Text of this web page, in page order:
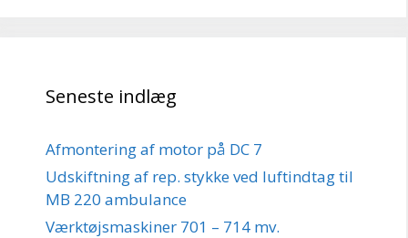
Seneste indlæg
Afmontering af motor på DC 7
Udskiftning af rep. stykke ved luftindtag til
MB 220 ambulance
Værktøjsmaskiner 701 – 714 mv.